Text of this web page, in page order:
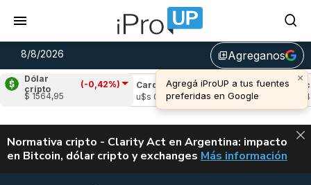
8/8/2026 library_addAgreganos
×
Agregá iProUP a tus fuentes
preferidas en Google
Dólar
cripto
(-0,42%)
$ 1564,95
(1,93%)
Cardano
(1,03%)
u$s 0,20
Avalanche
ALERTA
Normativa cripto - Clarity Act en Argentina: impacto
en Bitcoin, dólar cripto y exchanges CLARITY ACT EN
Más información